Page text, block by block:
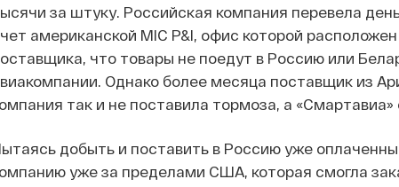
за штуку. Российская компания перевела
американской MIC P&I, офис которой
что товары не поедут в Россию или
Однако более месяца поставщик из
так и не поставила тормоза, а «Смартавиа»
добыть и поставить в Россию уже
уже за пределами США, которая смогла